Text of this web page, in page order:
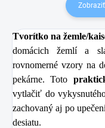
Tvorítko na žemle/
domácich žemlí a
rovnomerné vzory na
pekárne. Toto
vytlačiť do
zachovaný aj po
desiatu.